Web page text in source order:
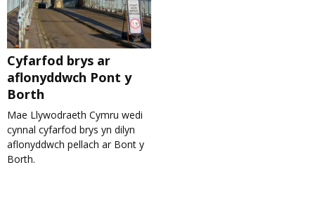
Cyfarfod brys ar
aflonyddwch Pont y
Borth
Mae Llywodraeth Cymru wedi
cynnal cyfarfod brys yn dilyn
aflonyddwch pellach ar Bont y
Borth.